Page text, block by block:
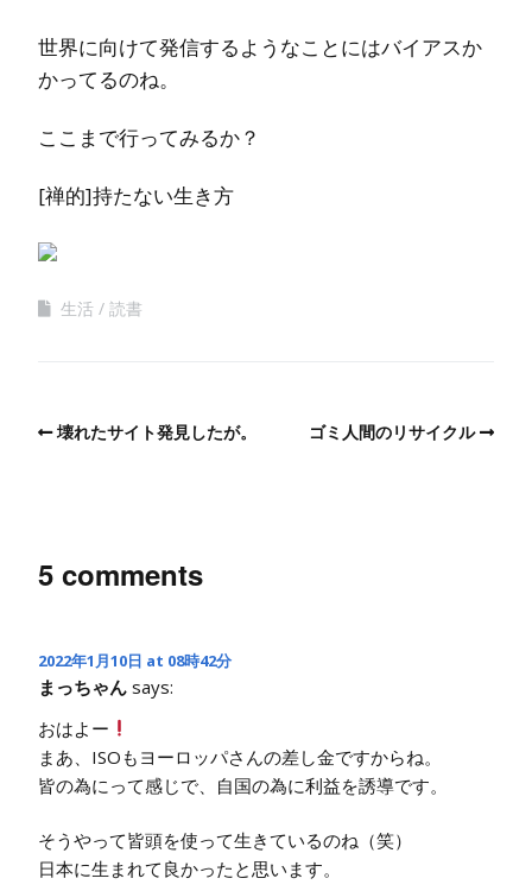
世界に向けて発信するようなことにはバイアスか
かってるのね。
ここまで行ってみるか？
[禅的]持たない生き方
生活 読書
壊れたサイト発見したが。 ゴミ人間のリサイクル
5 comments
2022年1月10日 at 08時42分
まっちゃん says:
おはよー
まあ、ISOもヨーロッパさんの差し金ですからね。
皆の為にって感じで、自国の為に利益を誘導です。
そうやって皆頭を使って生きているのね（笑）
日本に生まれて良かったと思います。